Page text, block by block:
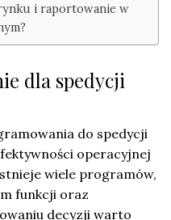
i raportowanie w
dla spedycji
do spedycji
operacyjnej
wiele programów,
funkcji oraz
decyzji warto